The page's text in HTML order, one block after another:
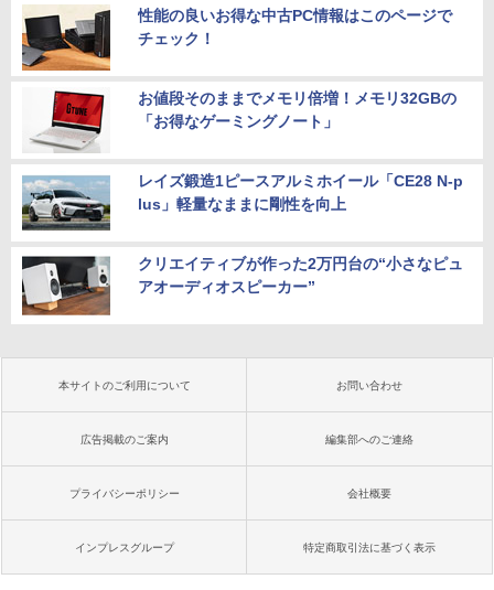
性能の良いお得な中古PC情報はこのページで
チェック！
お値段そのままでメモリ倍増！メモリ32GBの
「お得なゲーミングノート」
レイズ鍛造1ピースアルミホイール「CE28 N-p
lus」軽量なままに剛性を向上
クリエイティブが作った2万円台の“小さなピュ
アオーディオスピーカー”
本サイトのご利用について お問い合わせ
広告掲載のご案内 編集部へのご連絡
プライバシーポリシー 会社概要
インプレスグループ 特定商取引法に基づく表示